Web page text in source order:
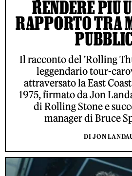
RENDERE PIÙ
RAPPORTO TRA
Il racconto del 'Rolling
leggendario tour-
attraversato la East
1975, firmato da Jon
di Rolling Stone e
manager di Bruce
DI JON